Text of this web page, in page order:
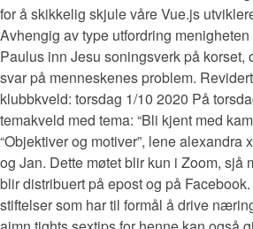
for å skikkelig skjule våre Vue.js
Avhengig av type utfordring
Paulus inn Jesu soningsverk på korset,
svar på menneskenes problem.
klubbkveld: torsdag 1/10 2020 På
temakveld med tema: “Bli kjent med
“Objektiver og motiver”, lene alexandra
og Jan. Dette møtet blir kun i Zoom, sjå
blir distribuert på epost og på
stiftelser som har til formål å drive